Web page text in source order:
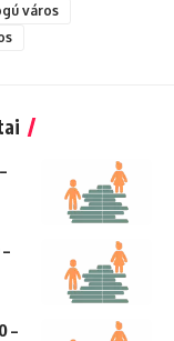
város
–